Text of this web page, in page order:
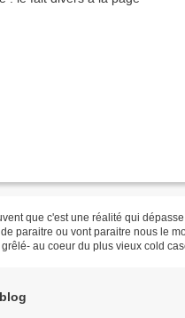
que c'est une réalité qui
paraitre ou vont paraitre nous le
au coeur du plus vieux cold